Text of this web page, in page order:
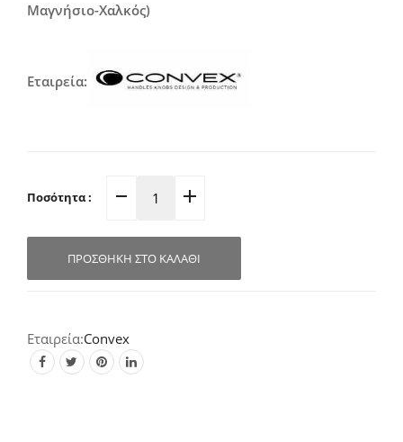
Μαγνήσιο-Χαλκός)
Εταιρεία:
Ποσότητα :
Γρυλόχερο
Παραθύρου
ΠΡΟΣΘΉΚΗ ΣΤΟ ΚΑΛΆΘΙ
Convex